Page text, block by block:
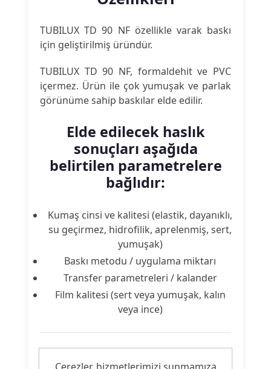
TUBILUX TD 90 NF özellikle varak baskı
için geliştirilmiş üründür.
TUBILUX TD 90 NF, formaldehit ve PVC
içermez. Ürün ile çok yumuşak ve parlak
görünüme sahip baskılar elde edilir.
Elde edilecek haslık
sonuçları aşağıda
belirtilen parametrelere
bağlıdır:
Kumaş cinsi ve kalitesi (elastik, dayanıklı,
su geçirmez, hidrofilik, aprelenmiş, sert,
yumuşak)
Baskı metodu / uygulama miktarı
Transfer parametreleri / kalander
Film kalitesi (sert veya yumuşak, kalın
veya ince)